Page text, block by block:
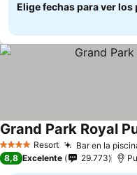
Elige fechas para ver
4 EstrellasResort Bar en la
Grand Park Royal
8,8 Excelente 29.773